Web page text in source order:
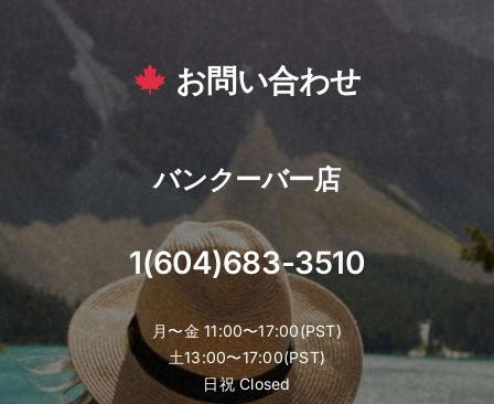
お問い合わせ
バンクーバー店
1(604)683-3510
月〜金 11:00〜17:00(PST)
土13:00〜17:00(PST)
日祝 Closed